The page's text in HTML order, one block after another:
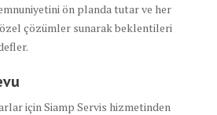
ön planda tutar ve her
çözümler sunarak beklentileri
için Siamp Servis hizmetinden